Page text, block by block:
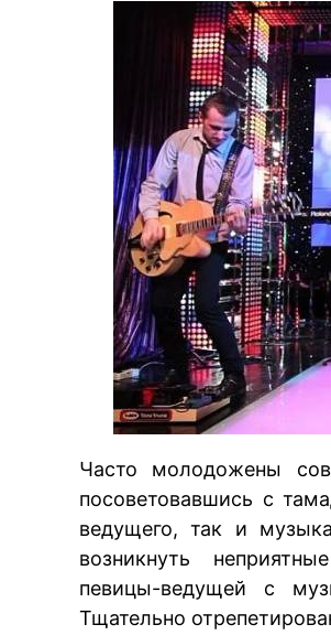
Часто молодожены
посоветовавшись с
ведущего, так и
возникнуть
певицы-ведущей с
Тщательно